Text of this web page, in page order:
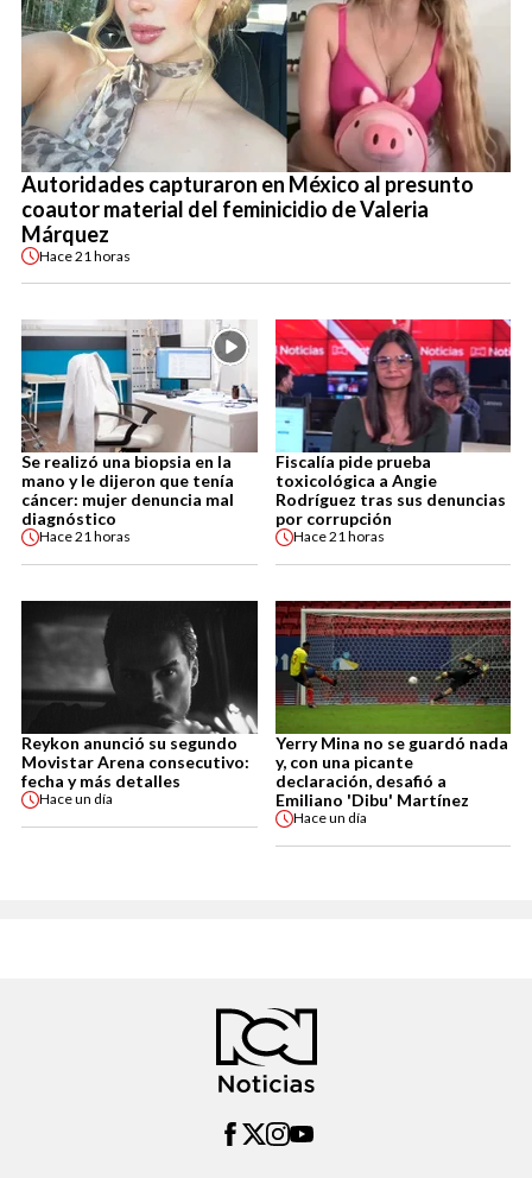
Autoridades capturaron en México al presunto
coautor material del feminicidio de Valeria
Márquez
Hace21 horas
Se realizó una biopsia en la
mano y le dijeron que tenía
cáncer: mujer denuncia mal
diagnóstico
Hace21 horas
Fiscalía pide prueba
toxicológica a Angie
Rodríguez tras sus denuncias
por corrupción
Hace21 horas
Reykon anunció su segundo
Movistar Arena consecutivo:
fecha y más detalles
Haceun día
Yerry Mina no se guardó nada
y, con una picante
declaración, desafió a
Emiliano 'Dibu' Martínez
Haceun día